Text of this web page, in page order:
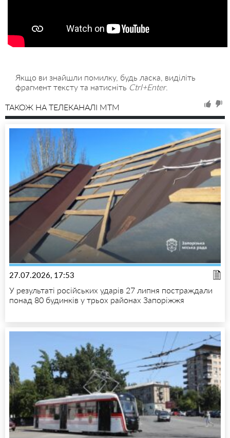
Якщо ви знайшли помилку, будь ласка, виділіть
фрагмент тексту та натисніть Ctrl+Enter.
ТАКОЖ НА ТЕЛЕКАНАЛІ MTM
27.07.2026, 17:53
У результаті російських ударів 27 липня постраждали
понад 80 будинків у трьох районах Запоріжжя